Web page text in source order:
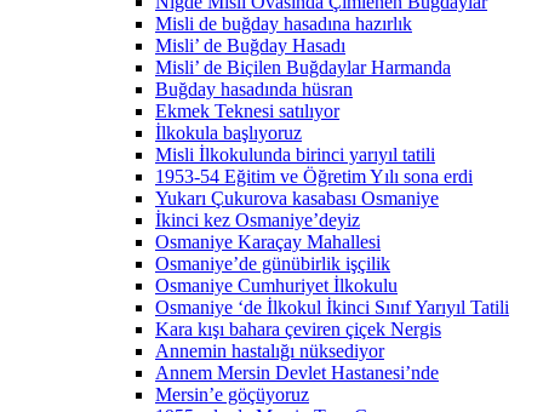
Misli de buğday hasadına hazırlık
Misli’ de Buğday Hasadı
Misli’ de Biçilen Buğdaylar Harmanda
Buğday hasadında hüsran
Ekmek Teknesi satılıyor
İlkokula başlıyoruz
Misli İlkokulunda birinci yarıyıl tatili
1953-54 Eğitim ve Öğretim Yılı sona erdi
Yukarı Çukurova kasabası Osmaniye
İkinci kez Osmaniye’deyiz
Osmaniye Karaçay Mahallesi
Osmaniye’de günübirlik işçilik
Osmaniye Cumhuriyet İlkokulu
Osmaniye ‘de İlkokul İkinci Sınıf Yarıyıl Tatili
Kara kışı bahara çeviren çiçek Nergis
Annemin hastalığı nüksediyor
Annem Mersin Devlet Hastanesi’nde
Mersin’e göçüyoruz